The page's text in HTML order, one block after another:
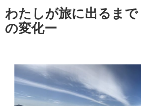
わたしが旅に出るま
の変化ー